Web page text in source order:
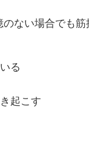
ない場合でも筋
る
起こす